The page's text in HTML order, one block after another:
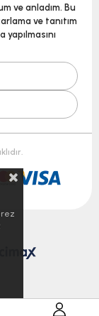
ve anladım. Bu
ve tanıtım